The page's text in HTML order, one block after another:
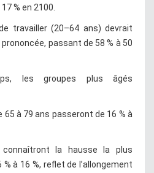
% en 2100.
travailler (20–64 ans) devrait
passant de 58 % à 50
les groupes plus âgés
65 à 79 ans passeront de 16 % à
la hausse la plus
à 16 %, reflet de l’allongement